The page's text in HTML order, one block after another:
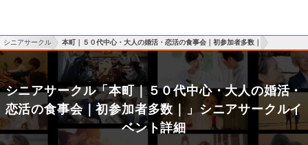
シニアサークル 本町｜５０代中心・大人の婚活・恋活の食事会｜初参加者多数｜
シニアサークル「本町｜５０代中心・大人の婚活・
恋活の食事会｜初参加者多数｜」シニアサークルイ
ベント詳細